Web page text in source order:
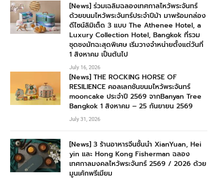
[News] ร่วมเฉลิมฉลองเทศกาลไหว้พระจันทร์
ด้วยขนมไหว้พระจันทร์ประจำปีม้า มาพร้อมกล่อง
ดีไซน์ลิมิเต็ด 3 แบบ The Athenee Hotel, a
Luxury Collection Hotel, Bangkok ที่รวม
ชุดชงมัทฉะสุดพิเศษ เริ่มวางจำหน่ายตั้งแต่วันที่
1 สิงหาคม เป็นต้นไป
July 16, 2026
[News] THE ROCKING HORSE OF
RESILIENCE คอลเลกชันขนมไหว้พระจันทร์
mooncake ประจำปี 2569 จากBanyan Tree
Bangkok 1 สิงหาคม – 25 กันยายน 2569
July 31, 2026
[News] 3 ร้านอาหารจีนชั้นนำ XianYuan, Hei
yin และ Hong Kong Fisherman ฉลอง
เทศกาลมงคลไหว้พระจันทร์ 2569 / 2026 ด้วย
มูนเค้กพรีเมียม